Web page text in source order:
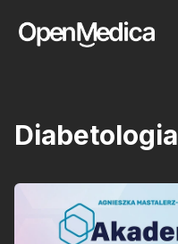
Diabetologia